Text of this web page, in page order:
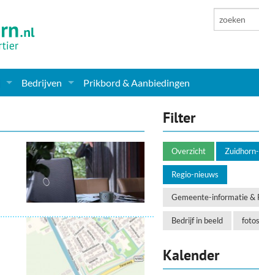
Bedrijven
Verzorging
Dieren & Tuin
Horeca & Uitgaan
Vervoer, Auto's & Fietsen
Prikbord & Aanbiedingen
Filter
Overzicht
Regio-nieuws
Gemeente-informatie &
Bedrijf in beeld fotos
Kalender